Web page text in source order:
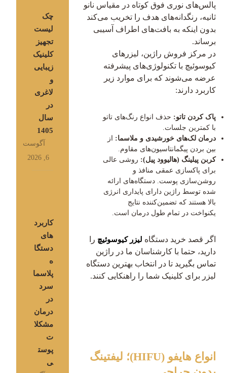
پالس‌های نوری فوق کوتاه در مقیاس نانو
ثانیه، رنگدانه‌های هدف را تخریب می‌کند
بدون اینکه به بافت‌های اطراف آسیبی
برساند.
در مرکز فروش راژین، لیزرهای
کیوسوئیچ با تکنولوژی‌های پیشرفته
عرضه می‌شوند که برای موارد زیر
کاربرد دارند:
پاک کردن تاتو: حذف انواع رنگ‌های تاتو
با کمترین جلسات.
درمان لک‌های خورشیدی و ملاسما: از
بین بردن پیگمانتاسیون‌های مقاوم.
کربن پیلینگ (هالیوود پیل): روشی عالی
برای پاکسازی عمقی منافذ و
روشن‌سازی پوست. دستگاه‌های ارائه
شده توسط راژین دارای پایداری انرژی
بالا هستند که تضمین‌کننده نتایج
یکنواخت در تمام طول درمان است.
اگر قصد خرید دستگاه لیزر کیوسوئیچ را
دارید، حتما با کارشناسان ما در راژین
تماس بگیرید تا در انتخاب بهترین دستگاه
لیزر برای کلینیک شما را راهنکایی کنند.
انواع هایفو (HIFU)؛ لیفتینگ
چک
لیست
تجهیز
کلینیک
زیبایی
و
لاغری
در
سال
1405
آگوست
6, 2026
کاربرد
های
دستگا
ه
پلاسما
سرد
در
درمان
مشکلا
ت
پوست
ی